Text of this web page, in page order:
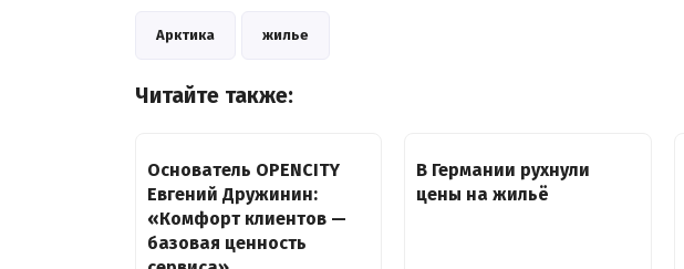
Арктика жилье
Читайте также:
Основатель OPENCITY
Евгений Дружинин:
«Комфорт клиентов —
базовая ценность
В Германии рухнули
цены на жильё